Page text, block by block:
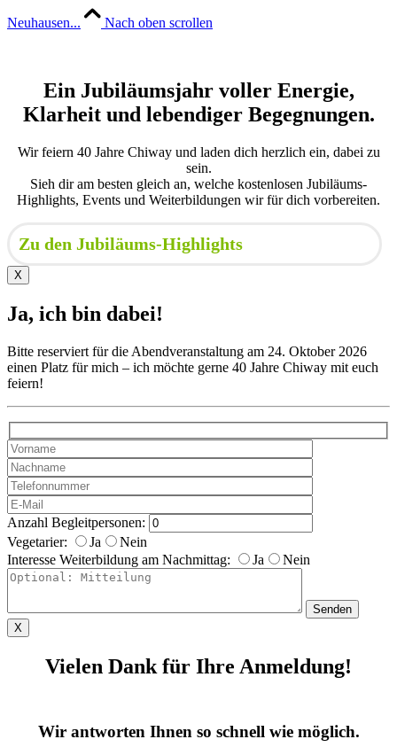
Neuhausen... Nach oben scrollen
Ein Jubiläumsjahr voller Energie,
Klarheit und lebendiger Begegnungen.
Wir feiern 40 Jahre Chiway und laden dich herzlich ein, dabei zu
sein.
Sieh dir am besten gleich an, welche kostenlosen Jubiläums-
Highlights, Events und Weiterbildungen wir für dich vorbereiten.
Zu den Jubiläums-Highlights
X
Ja, ich bin dabei!
Bitte reserviert für die Abendveranstaltung am 24. Oktober 2026
einen Platz für mich – ich möchte gerne 40 Jahre Chiway mit euch
feiern!
Anzahl Begleitpersonen:
Vegetarier:
Ja
Nein
Interesse Weiterbildung am Nachmittag:
Ja Nein
X
Vielen Dank für Ihre Anmeldung!
Wir antworten Ihnen so schnell wie möglich.